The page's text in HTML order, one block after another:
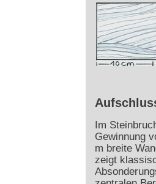
Im
Gewinnung
m breite
zeigt